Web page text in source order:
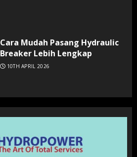
Cara Mudah Pasang Hydraulic
Breaker Lebih Lengkap
10TH APRIL 2026